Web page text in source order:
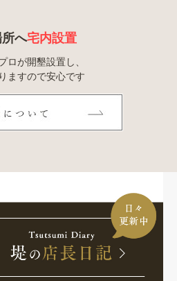
へ宅内設置
ロが開墾設置し、
ますので安心です